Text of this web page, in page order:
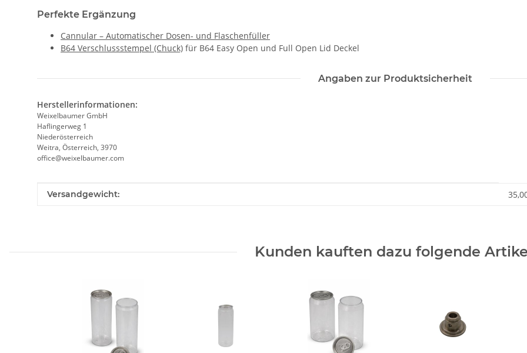
Perfekte Ergänzung
Cannular – Automatischer Dosen- und Flaschenfüller
B64 Verschlussstempel (Chuck) für B64 Easy Open und Full Open Lid Deckel
Angaben zur Produktsicherheit
Herstellerinformationen:
Weixelbaumer GmbH
Haflingerweg 1
Niederösterreich
Weitra, Österreich, 3970
office@weixelbaumer.com
Produkteigenschaft
Wert
Versandgewicht:
Kunden kauften dazu folgende